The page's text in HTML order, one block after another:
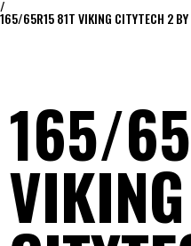
/
165/65R15 81T VIKING CITYTECH 2 BY
165/
VIKING